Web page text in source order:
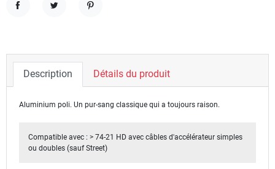
Description Détails du produit
Aluminium poli. Un pur-sang classique qui a toujours raison.
Compatible avec : > 74-21 HD avec câbles d'accélérateur simples
ou doubles (sauf Street)